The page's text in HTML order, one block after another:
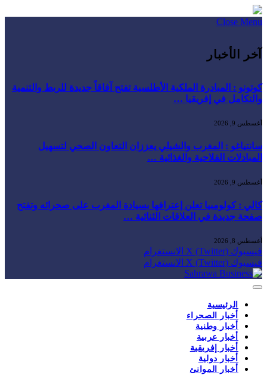
Close Menu
آخر الأخبار
كوتونو : المبادرة الملكية الأطلسية تفتح آفاقاً جديدة للربط والتنمية
والتكامل في إفريقيا …
أغسطس 9, 2026
سانتياغو : المغرب والشيلي يعززان التعاون الصحي لتسهيل
المبادلات الفلاحية والغذائية …
أغسطس 9, 2026
كالي : كولومبيا تعلن إعترافها بسيادة المغرب على صحرائه وتفتح
صفحة جديدة في العلاقات الثنائية …
أغسطس 8, 2026
فيسبوك X (Twitter) الانستغرام
فيسبوك X (Twitter) الانستغرام
الرئيسية
أخبار الصحراء
أخبار وطنية
أخبار عربية
أخبار إفريقية
أخبار دولية
أخبار الموانئ